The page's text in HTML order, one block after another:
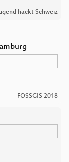
hackt Schweiz
FOSSGIS 2018